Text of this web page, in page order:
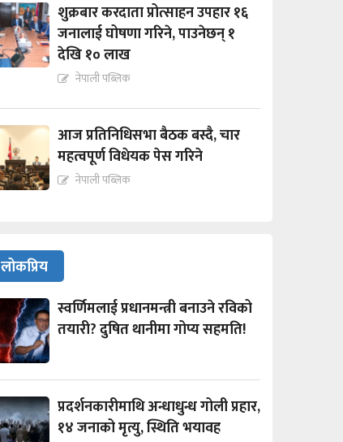
शुक्रबार करदाता प्रोत्साहन उपहार १६
जनालाई घोषणा गरिने, पाउनेछन् १
देखि १० लाख
नेपाली पब्लिक
आज प्रतिनिधिसभा बैठक बस्दै, चार
महत्वपूर्ण विधेयक पेस गरिने
नेपाली पब्लिक
लोकप्रिय
स्वर्णिमलाई प्रधानमन्त्री बनाउने रविको
तयारी? दुषित थानीमा गोप्य सहमति!
प्रदर्शनकारीमाथि अन्धाधुन्ध गोली प्रहार,
१४ जनाको मृत्यु, स्थिति भयावह